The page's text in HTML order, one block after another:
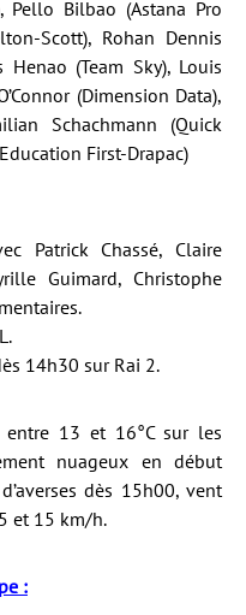
Pello Bilbao (Astana Pro
Scott), Rohan Dennis
Henao (Team Sky), Louis
(Dimension Data),
Schachmann (Quick
First-Drapac)
Patrick Chassé, Claire
Guimard, Christophe
14h30 sur Rai 2.
13 et 16°C sur les
nuageux en début
dès 15h00, vent
et 15 km/h.
: